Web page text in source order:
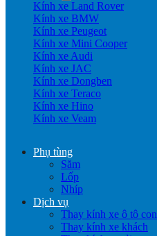
Kính xe Land Rover
Kính xe BMW
Kính xe Peugeot
Kính xe Mini Cooper
Kính xe Audi
Kính xe JAC
Kính xe Dongben
Kính xe Teraco
Kính xe Hino
Kính xe Veam
Phụ tùng
Săm
Lốp
Nhíp
Dịch vụ
Thay kính xe ô tô con
Thay kính xe khách